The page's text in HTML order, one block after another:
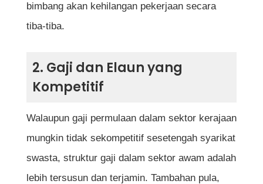
Adakah kerja kerajaan membosankan
kerana tiada cabaran?
Adakah penjawat awam boleh sambung
belajar semasa bekerja?
Adakah gaji kerja kerajaan cukup untuk
bimbang akan kehilangan pekerjaan secara
tiba-tiba.
2. Gaji dan Elaun yang
Kompetitif
Walaupun gaji permulaan dalam sektor kerajaan
mungkin tidak sekompetitif sesetengah syarikat
swasta, struktur gaji dalam sektor awam adalah
lebih tersusun dan terjamin. Tambahan pula,